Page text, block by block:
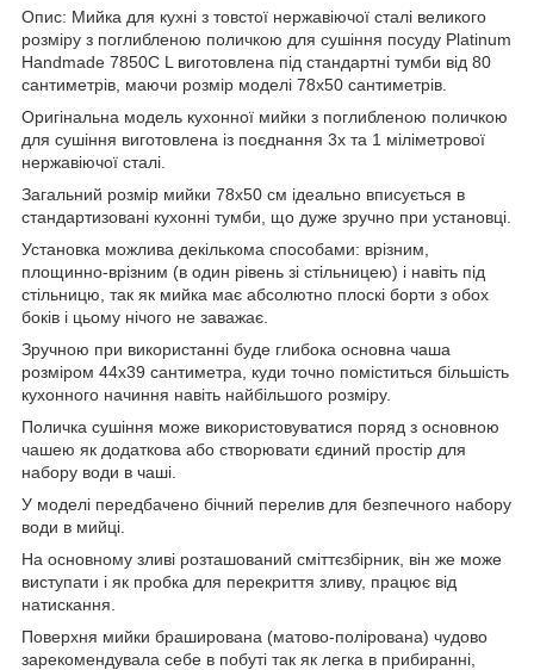
Опис: Мийка для кухні з товстої нержавіючої сталі великого
розміру з поглибленою поличкою для сушіння посуду Platinum
Handmade 7850C L виготовлена під стандартні тумби від 80
сантиметрів, маючи розмір моделі 78х50 сантиметрів.
Оригінальна модель кухонної мийки з поглибленою поличкою
для сушіння виготовлена із поєднання 3х та 1 міліметрової
нержавіючої сталі.
Загальний розмір мийки 78х50 см ідеально вписується в
стандартизовані кухонні тумби, що дуже зручно при установці.
Установка можлива декількома способами: врізним,
площинно-врізним (в один рівень зі стільницею) і навіть під
стільницю, так як мийка має абсолютно плоскі борти з обох
боків і цьому нічого не заважає.
Зручною при використанні буде глибока основна чаша
розміром 44х39 сантиметра, куди точно поміститься більшість
кухонного начиння навіть найбільшого розміру.
Поличка сушіння може використовуватися поряд з основною
чашею як додаткова або створювати єдиний простір для
набору води в чаші.
У моделі передбачено бічний перелив для безпечного набору
води в мийці.
На основному зливі розташований сміттєзбірник, він же може
виступати і як пробка для перекриття зливу, працює від
натискання.
Поверхня мийки браширована (матово-полірована) чудово
зарекомендувала себе в побуті так як легка в прибиранні,